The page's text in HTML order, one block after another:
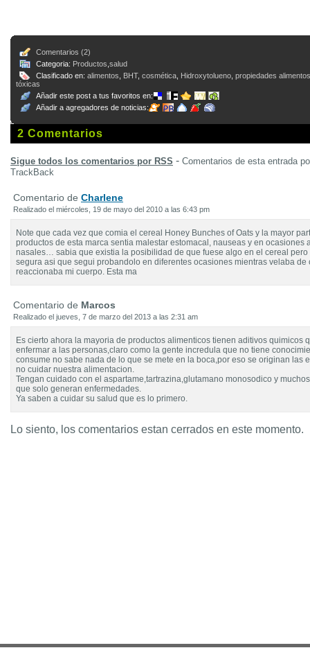
Comentarios (2)
Categoria: Productos salud
Clasificado en: alimentos BHT, cosmética Hidroxytolueno propiedades alimentos
tóxicas
Añadir este post a tus favoritos en:
Añadir a agregadores de noticias:
2 Comentarios
Sigue todos los comentarios por RSS - Comentarios de esta entrada
TrackBack
Comentario de Charlene
Realizado el miércoles, 19 de mayo del 2010 a las 6:43 pm
Note que cada vez que comia el cereal Honey Bunches of Oats y la mayor
productos de esta marca sentia malestar estomacal, nauseas y en ocasiones
nasales… sabia que existia la posibilidad de que fuese algo en el cereal pero
segura asi que segui probandolo en diferentes ocasiones mientras velaba de
reaccionaba mi cuerpo. Esta ma
Comentario de Marcos
Realizado el jueves, 7 de marzo del 2013 a las 2:31 am
Es cierto ahora la mayoria de productos alimenticos tienen aditivos quimicos
enfermar a las personas,claro como la gente incredula que no tiene
consume no sabe nada de lo que se mete en la boca,por eso se originan las
no cuidar nuestra alimentacion.
Tengan cuidado con el aspartame,tartrazina,glutamano monosodico y
que solo generan enfermedades.
Ya saben a cuidar su salud que es lo primero.
Lo siento, los comentarios estan cerrados en este momento.